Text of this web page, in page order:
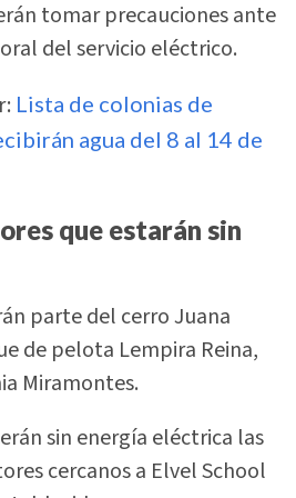
tomar precauciones ante
del servicio eléctrico.
Lista de colonias de
agua del 8 al 14 de
que estarán sin
parte del cerro Juana
de pelota Lempira Reina,
Miramontes.
sin energía eléctrica las
cercanos a Elvel School